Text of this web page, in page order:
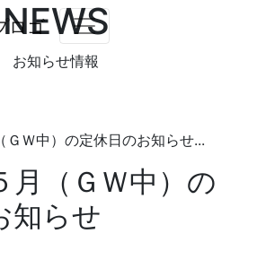
NEWS
お知らせ情報
中）の定休日のお知らせ...
ＧＷ中）の
知らせ